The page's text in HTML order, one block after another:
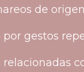
de
por gestos
relacionadas